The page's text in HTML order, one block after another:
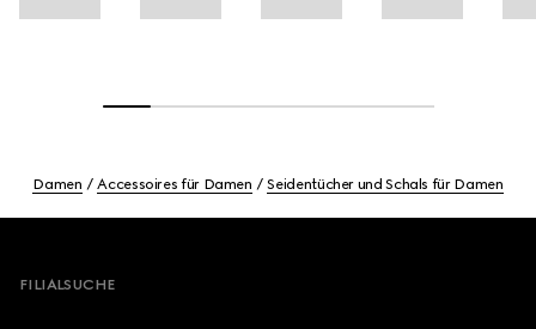
Damen Accessoires für Damen Seidentücher und Schals für Damen
FILIALSUCHE